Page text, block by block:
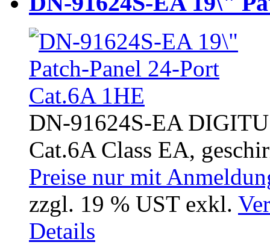
DN-91624S-EA
Cat.6A Class EA,
Preise nur mit
zzgl. 19 % UST exkl.
Details